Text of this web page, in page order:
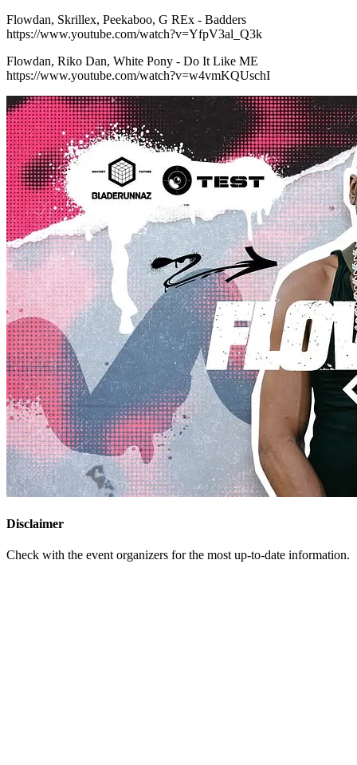
Flowdan, Skrillex, Peekaboo, G REx - Badders
https://www.youtube.com/watch?v=YfpV3al_Q3k
Flowdan, Riko Dan, White Pony - Do It Like ME
https://www.youtube.com/watch?v=w4vmKQUschI
Disclaimer
Check with the event organizers for the most up-to-date information.